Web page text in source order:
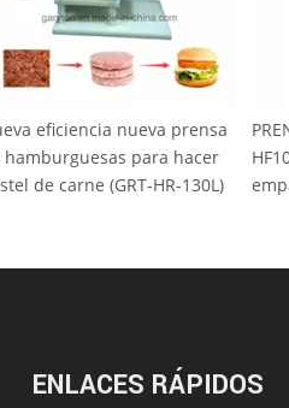
prensa
hacer
130L)
PRENSA DE
HF100) Fabricante de
empanadas de carne
ENLACES RÁPIDOS